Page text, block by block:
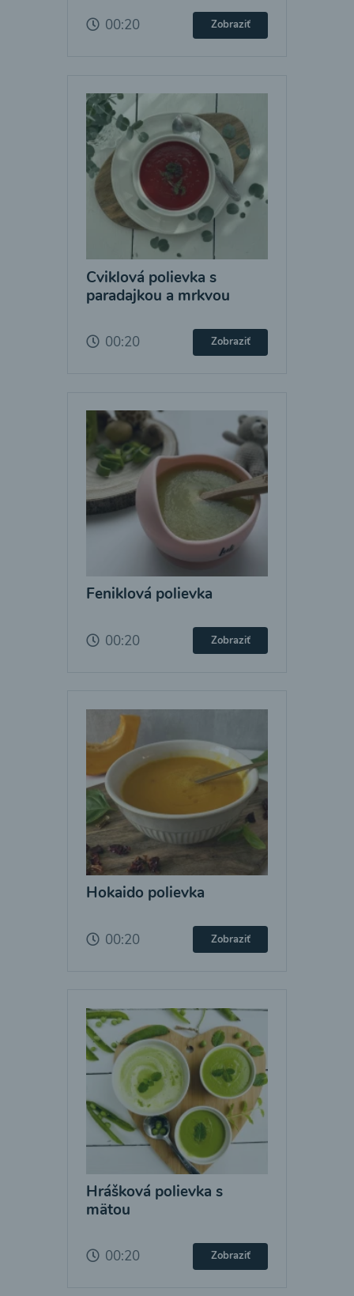
00:20 Zobraziť
Cviklová polievka s
paradajkou a mrkvou
00:20 Zobraziť
Feniklová polievka
00:20 Zobraziť
Hokaido polievka
00:20 Zobraziť
Hrášková polievka s
mätou
00:20 Zobraziť